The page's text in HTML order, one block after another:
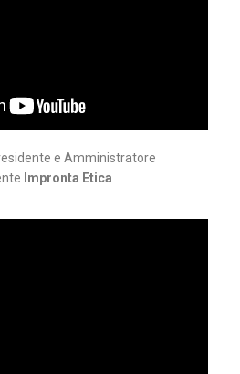
e Amministratore
Impronta Etica